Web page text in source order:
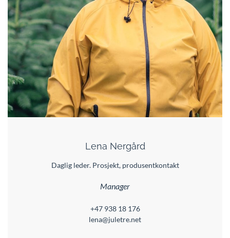
Lena Nergård
Daglig leder. Prosjekt, produsentkontakt
Manager
+47 938 18 176
lena@juletre.net